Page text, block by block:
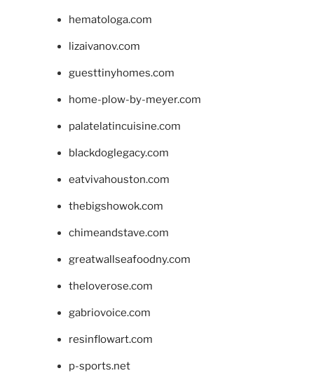
hematologa.com
lizaivanov.com
guesttinyhomes.com
home-plow-by-meyer.com
palatelatincuisine.com
blackdoglegacy.com
eatvivahouston.com
thebigshowok.com
chimeandstave.com
greatwallseafoodny.com
theloverose.com
gabriovoice.com
resinflowart.com
p-sports.net